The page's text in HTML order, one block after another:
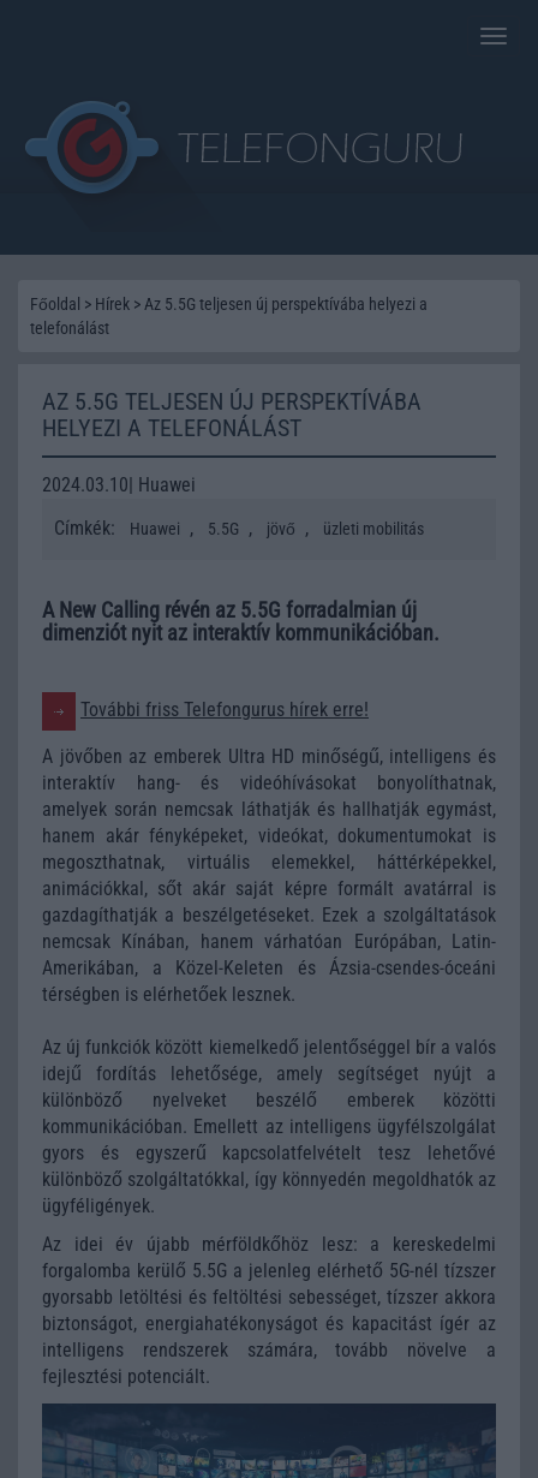
Toggle
Főoldal > Hírek > Az 5.5G teljesen új perspektívába helyezi a
telefonálást
AZ 5.5G TELJESEN ÚJ PERSPEKTÍVÁBA
HELYEZI A TELEFONÁLÁST
2024.03.10| Huawei
Címkék:
Huawei , 5.5G , jövő , üzleti mobilitás
A New Calling révén az 5.5G forradalmian új
dimenziót nyit az interaktív kommunikációban.
További friss Telefongurus hírek erre!
A jövőben az emberek Ultra HD minőségű, intelligens és
interaktív hang- és videóhívásokat bonyolíthatnak,
amelyek során nemcsak láthatják és hallhatják egymást,
hanem akár fényképeket, videókat, dokumentumokat is
megoszthatnak, virtuális elemekkel, háttérképekkel,
animációkkal, sőt akár saját képre formált avatárral is
gazdagíthatják a beszélgetéseket. Ezek a szolgáltatások
nemcsak Kínában, hanem várhatóan Európában, Latin-
Amerikában, a Közel-Keleten és Ázsia-csendes-óceáni
térségben is elérhetőek lesznek.
Az új funkciók között kiemelkedő jelentőséggel bír a valós
idejű fordítás lehetősége, amely segítséget nyújt a
különböző nyelveket beszélő emberek közötti
kommunikációban. Emellett az intelligens ügyfélszolgálat
gyors és egyszerű kapcsolatfelvételt tesz lehetővé
különböző szolgáltatókkal, így könnyedén megoldhatók az
ügyféligények.
Az idei év újabb mérföldkőhöz lesz: a kereskedelmi
forgalomba kerülő 5.5G a jelenleg elérhető 5G-nél tízszer
gyorsabb letöltési és feltöltési sebességet, tízszer akkora
biztonságot, energiahatékonyságot és kapacitást ígér az
intelligens rendszerek számára, tovább növelve a
fejlesztési potenciált.